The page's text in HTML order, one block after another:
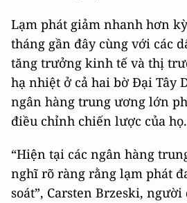
Lạm phát giảm nhanh hơn
tháng gần đây cùng với các
tăng trưởng kinh tế và thị
hạ nhiệt ở cả hai bờ Đại Tây
ngân hàng trung ương lớn
điều chỉnh chiến lược của họ.
“Hiện tại các ngân hàng
nghĩ rõ ràng rằng lạm phát
soát”, Carsten Brzeski,